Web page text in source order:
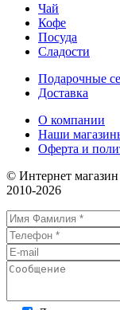
Чай
Кофе
Посуда
Сладости
Подарочные
Доставка
О компании
Наши
Оферта и
© Интернет
2010-2026